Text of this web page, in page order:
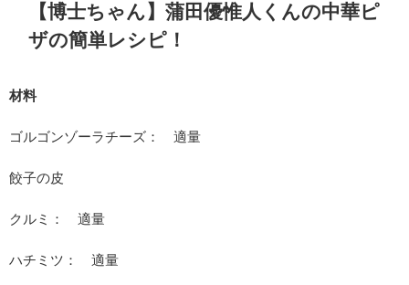
【博士ちゃん】蒲田優惟人くんの中華ピ
ザの簡単レシピ！
材料
ゴルゴンゾーラチーズ： 適量
餃子の皮
クルミ： 適量
ハチミツ： 適量